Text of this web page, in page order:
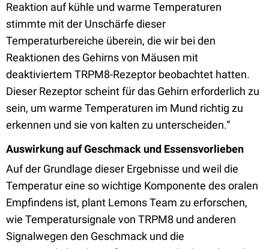
Reaktion auf kühle und warme Temperaturen
stimmte mit der Unschärfe dieser
Temperaturbereiche überein, die wir bei den
Reaktionen des Gehirns von Mäusen mit
deaktiviertem TRPM8-Rezeptor beobachtet hatten.
Dieser Rezeptor scheint für das Gehirn erforderlich zu
sein, um warme Temperaturen im Mund richtig zu
erkennen und sie von kalten zu unterscheiden.“
Auswirkung auf Geschmack und Essensvorlieben
Auf der Grundlage dieser Ergebnisse und weil die
Temperatur eine so wichtige Komponente des oralen
Empfindens ist, plant Lemons Team zu erforschen,
wie Temperatursignale von TRPM8 und anderen
Signalwegen den Geschmack und die